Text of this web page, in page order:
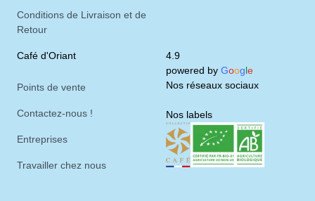
Conditions de Livraison et de
Retour
Café d'Oriant
Points de vente
Contactez-nous !
Entreprises
Travailler chez nous
4.9
powered by Google
Nos réseaux sociaux
Nos labels